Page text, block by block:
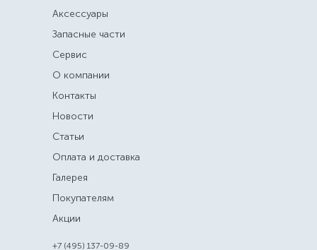
Аксессуары
Запасные части
Сервис
О компании
Контакты
Новости
Статьи
Оплата и доставка
Галерея
Покупателям
Акции
+7 (495) 137-09-89